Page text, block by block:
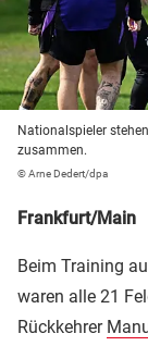
Nationalspieler
zusammen.
© Arne Dedert/dpa
Frankfurt/Main
Beim Training
waren alle 21
Rückkehrer